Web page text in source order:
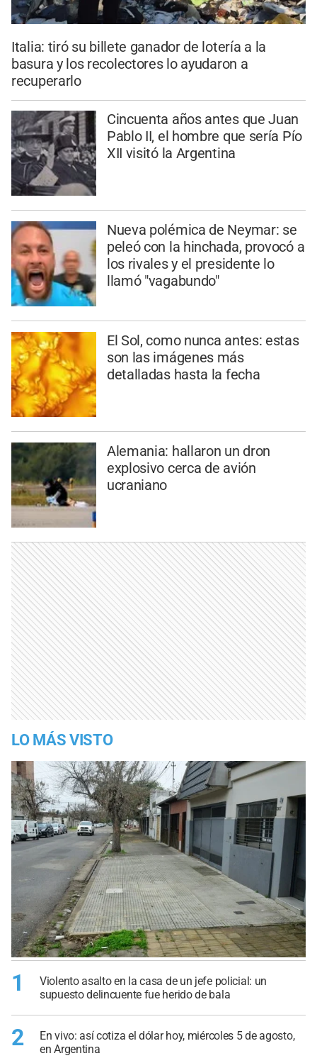
Italia: tiró su billete ganador de lotería a la
basura y los recolectores lo ayudaron a
recuperarlo
Cincuenta años antes que Juan
Pablo II, el hombre que sería Pío
XII visitó la Argentina
Nueva polémica de Neymar: se
peleó con la hinchada, provocó a
los rivales y el presidente lo
llamó "vagabundo"
El Sol, como nunca antes: estas
son las imágenes más
detalladas hasta la fecha
Alemania: hallaron un dron
explosivo cerca de avión
ucraniano
LO MÁS VISTO
1
Violento asalto en la casa de un jefe policial: un
supuesto delincuente fue herido de bala
2
En vivo: así cotiza el dólar hoy, miércoles 5 de agosto,
en Argentina